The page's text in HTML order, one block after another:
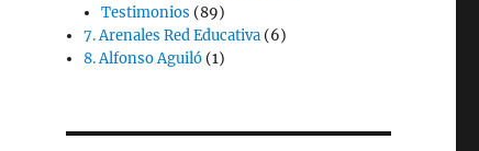
Testimonios (89)
7. Arenales Red Educativa (6)
8. Alfonso Aguiló (1)